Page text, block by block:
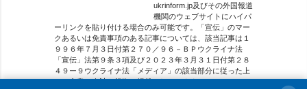
ukrinform.jp及びその外国報道
機関のウェブサイトにハイパ
ーリンクを貼り付ける場合のみ可能です。「宣伝」のマー
クあるいは免責事項のある記事については、該当記事は１
９９６年７月３日付第２７０／９６－ＢＰウクライナ法
「宣伝」法第９条３項及び２０２３年３月３１日付第２８
４９ー９ウクライナ法「メディア」の該当部分に従った上
で、合意／会計を根拠に掲載されています。